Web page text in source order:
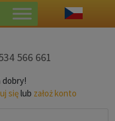
566 661
dobry!
sięlub założ konto